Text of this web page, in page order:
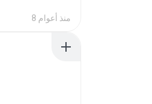
8 منذ أعوام